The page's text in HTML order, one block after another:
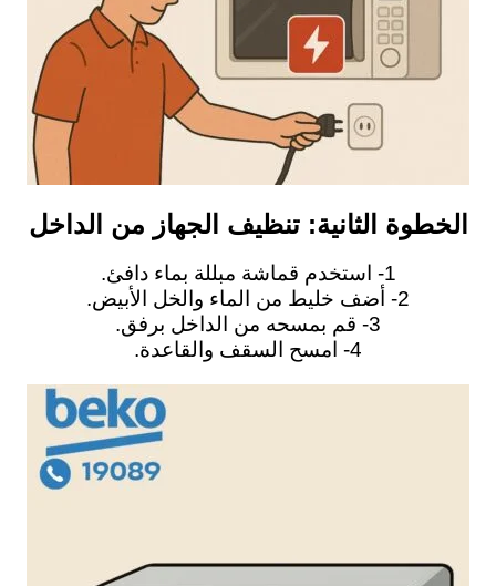
الخطوة الثانية: تنظيف الجهاز من الداخل
1- استخدم قماشة مبللة بماء دافئ.
2- أضف خليط من الماء والخل الأبيض.
3- قم بمسحه من الداخل برفق.
4- امسح السقف والقاعدة.